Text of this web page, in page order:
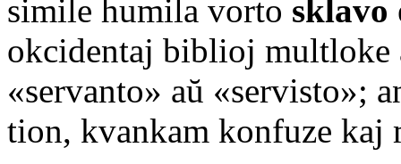
simile humila vorto sklavo
okcidentaj biblioj multloke
«servanto» aŭ «servisto»;
tion, kvankam konfuze kaj